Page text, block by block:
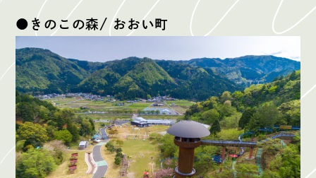
●きのこの森/ おおい町